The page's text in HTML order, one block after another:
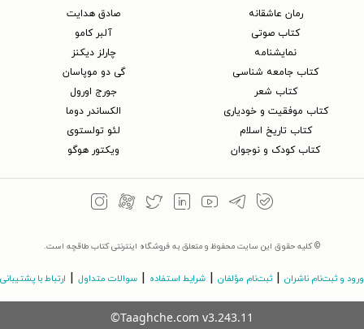
رمان عاشقانه
کتاب‌ صوتی
نمایشنامه
کتاب جامعه شناسی
کتاب شعر
کتاب موفقیت و خودیاری
کتاب تاریخ اسلام
کتاب کودک و نوجوان
صادق هدایت
آلبر کامو
چارلز دیکنز
گی دو موپاسان
جورج اورول
الکساندر دوما
لئو تولستوی
ویکتور هوگو
© کلیه حقوق این سایت محفوظ و متعلق به فروشگاه اینترنتی کتاب طاقچه است.
ورود و ثبت‌نام ناشران ثبت‌نام مؤلفان شرایط استفاده سوالات متداول ارتباط با پشتیبانی
©Taaghche.com v3.243.11